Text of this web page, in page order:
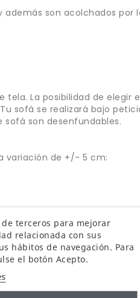
son acolchados
tela. La posibilidad de
sofá se realizará bajo
sofá son desenfundables.
variación de +/- 5 cm:
terceros para mejorar
relacionada con sus
hábitos de navegación. Para
el botón Acepto.